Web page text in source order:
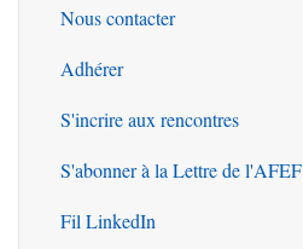
Outils
Nous contacter
Adhérer
S'incrire aux rencontres
S'abonner à la Lettre de l'AFEF
Fil LinkedIn